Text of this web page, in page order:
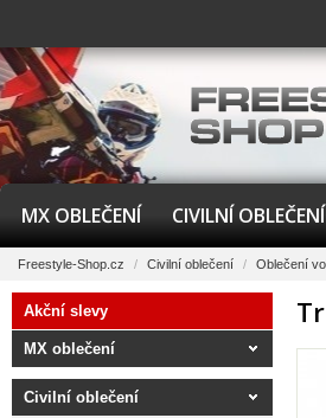
MX OBLEČENÍ CIVILNÍ OBLEČENÍ
Freestyle-Shop.cz / Civilní oblečení / Oblečení
Akční slevy
MX oblečení
Civilní oblečení